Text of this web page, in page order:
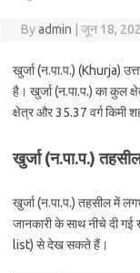
Byadmin जून 18,
खुर्जा (न.पा.प.) (Khurja)
है। खुर्जा (न.पा.प.) का कुल
क्षेत्र और 35.37 वर्ग किमी
खुर्जा (न.पा.प.)
खुर्जा (न.पा.प.) तहसील में
जानकारी के साथ नीचे दी
list) से देख सकते हैं।